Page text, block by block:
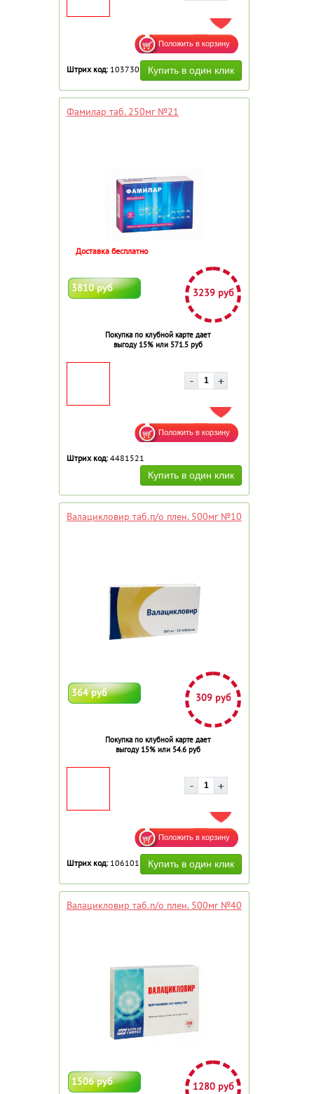
ДОБАВИТЬ В ИЗБРАННОЕ
Штрих код: 103730
Фамилар таб. 250мг №21
3810 руб 3239 руб
Покупка по клубной карте дает
выгоду 15% или 571.5 руб
Доставка бесплатно
ДОБАВИТЬ В ИЗБРАННОЕ
Штрих код: 4481521
Валацикловир таб.п/о плен. 500мг №10
364 руб 309 руб
Покупка по клубной карте дает
выгоду 15% или 54.6 руб
ДОБАВИТЬ В ИЗБРАННОЕ
Штрих код: 106101
Валацикловир таб.п/о плен. 500мг №40
1506 руб 1280 руб